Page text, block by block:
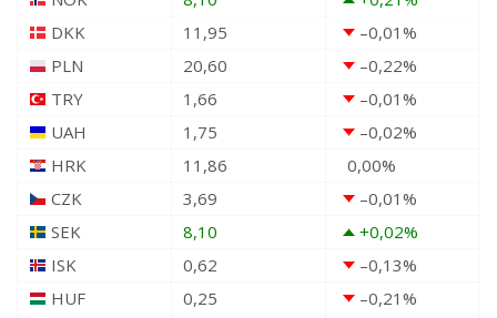
DKK
11,95 –0,01%
PLN
20,60 –0,22%
TRY
1,66 –0,01%
UAH
1,75 –0,02%
HRK
11,86 0,00%
CZK
3,69 –0,01%
SEK
8,10 +0,02%
ISK
0,62 –0,13%
HUF
0,25 –0,21%